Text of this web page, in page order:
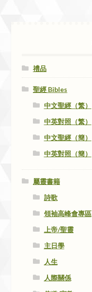
禮品
聖經 Bibles
中文聖經（繁）
中英對照（繁）
中文聖經（簡）
中英對照（簡）
屬靈書籍
詩歌
領袖高峰會專區
上帝/聖靈
主日學
人生
人際關係